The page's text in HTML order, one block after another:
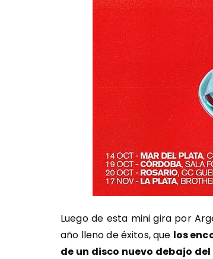
Luego de esta mini gira por
año lleno de éxitos, que los
de un disco nuevo debajo